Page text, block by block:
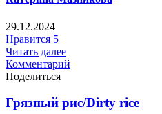
29.12.2024
Нравится 5
Читать далее
Комментарий
Поделиться
Грязный рис/Dirty rice